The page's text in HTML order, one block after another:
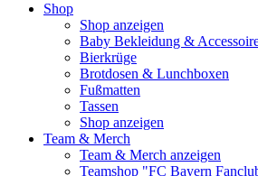
Shop
Shop anzeigen
Baby Bekleidung &
Bierkrüge
Brotdosen & Lunchboxen
Fußmatten
Tassen
Shop anzeigen
Team & Merch
Team & Merch anzeigen
Teamshop "FC Bayern